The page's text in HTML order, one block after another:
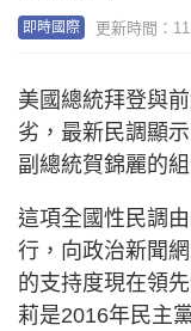
即時國際 更新時間：
美國總統拜登與
劣，最新民調顯
副總統賀錦麗的
這項全國性民調
行，向政治新聞
的支持度現在領
莉是2016年民主